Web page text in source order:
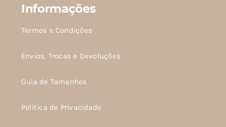
Informações
Termos e Condições
Envios, Trocas e Devoluções
Guia de Tamanhos
Politica de Privacidade